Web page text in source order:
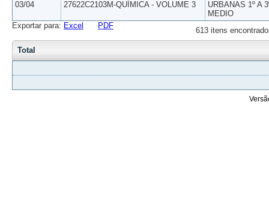
03/04 27622C2103M-QUÍMICA - VOLUME 3
URBANAS 1º A
MEDIO
613 itens
Exportar para: Excel PDF
Total